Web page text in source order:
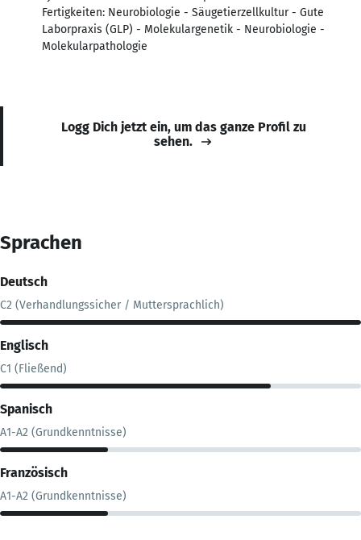
Fertigkeiten: Neurobiologie - Säugetierzellkultur - Gute
Laborpraxis (GLP) - Molekulargenetik - Neurobiologie -
Molekularpathologie
Logg Dich jetzt ein, um das ganze Profil zu
sehen.
Sprachen
Deutsch
C2 (Verhandlungssicher / Muttersprachlich)
Englisch
C1 (Fließend)
Spanisch
A1-A2 (Grundkenntnisse)
Französisch
A1-A2 (Grundkenntnisse)